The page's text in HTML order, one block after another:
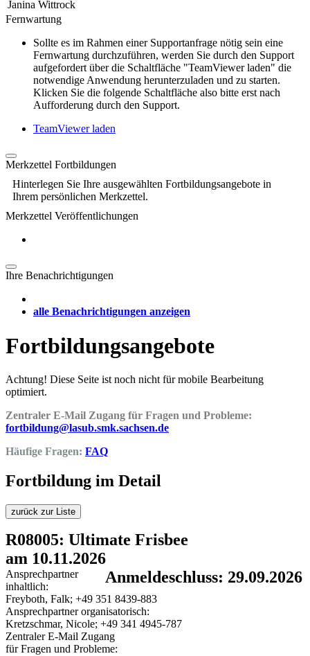
Janina Wittrock
Fernwartung
Sollte es im Rahmen einer Supportanfrage nötig sein eine
Fernwartung durchzuführen, werden Sie durch den Support
aufgefordert über die Schaltfläche "TeamViewer laden" die
notwendige Anwendung herunterzuladen und zu starten.
Klicken Sie die folgende Schaltfläche also bitte erst nach
Aufforderung durch den Support.
TeamViewer laden
Merkzettel Fortbildungen
Hinterlegen Sie Ihre ausgewählten Fortbildungsangebote in
Ihrem persönlichen Merkzettel.
Merkzettel Veröffentlichungen
Ihre Benachrichtigungen
alle Benachrichtigungen anzeigen
Fortbildungsangebote
Achtung! Diese Seite ist noch nicht für mobile Bearbeitung
optimiert.
Zentraler E-Mail Zugang für Fragen und Probleme:
fortbildung@lasub.smk.sachsen.de
Häufige Fragen: FAQ
Fortbildung im Detail
zurück zur Liste
R08005: Ultimate Frisbee
am 10.11.2026
Anmeldeschluss: 29.09.2026
Ansprechpartner
inhaltlich:
Freyboth, Falk; +49 351 8439-883
Ansprechpartner organisatorisch:
Kretzschmar, Nicole; +49 341 4945-787
Zentraler E-Mail Zugang
für Fragen und Probleme: